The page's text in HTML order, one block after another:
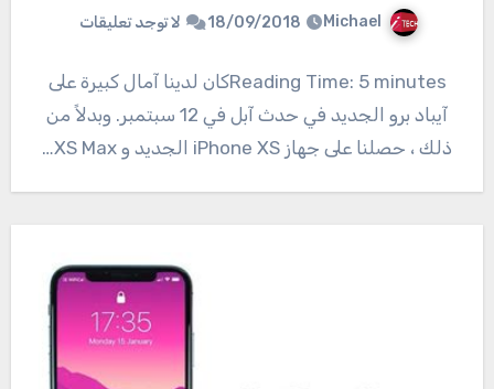
Michael
18/09/2018 لا توجد تعليقات
Reading Time: 5 minutesكان لدينا آمال كبيرة على
آيباد برو الجديد في حدث آبل في 12 سبتمبر. وبدلاً من
ذلك ، حصلنا على جهاز iPhone XS الجديد و XS Max…